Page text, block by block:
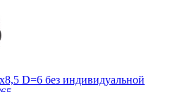
D=6 без индивидуальной